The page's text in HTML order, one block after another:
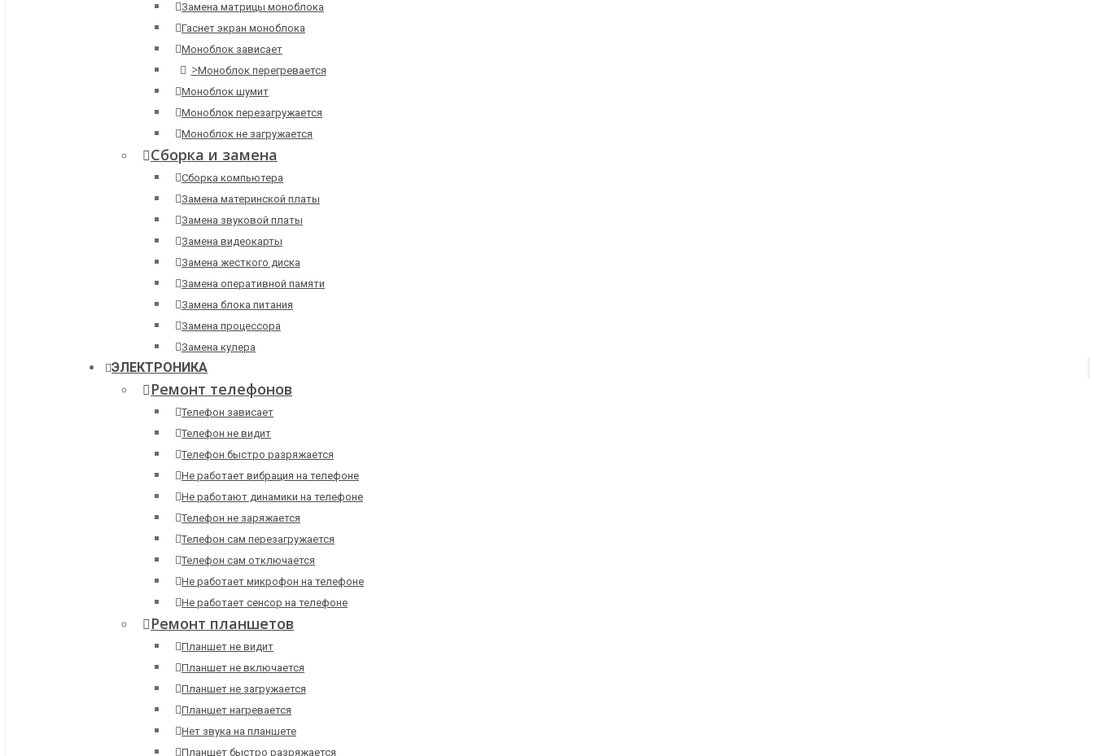
Замена матрицы моноблока
Гаснет экран моноблока
Моноблок зависает
>Моноблок перегревается
Моноблок шумит
Моноблок перезагружается
Моноблок не загружается
Сборка и замена
Сборка компьютера
Замена материнской платы
Замена звуковой платы
Замена видеокарты
Замена жесткого диска
Замена оперативной памяти
Замена блока питания
Замена процессора
Замена кулера
ЭЛЕКТРОНИКА
Ремонт телефонов
Телефон зависает
Телефон не видит
Телефон быстро разряжается
Не работает вибрация на телефоне
Не работают динамики на телефоне
Телефон не заряжается
Телефон сам перезагружается
Телефон сам отключается
Не работает микрофон на телефоне
Не работает сенсор на телефоне
Ремонт планшетов
Планшет не видит
Планшет не включается
Планшет не загружается
Планшет нагревается
Нет звука на планшете
Планшет быстро разряжается